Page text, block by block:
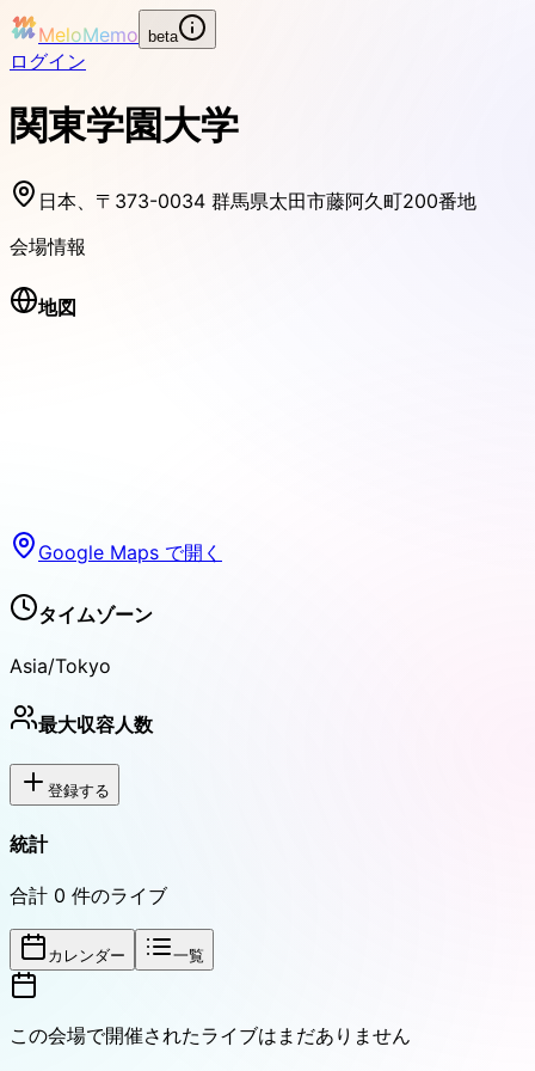
MeloMemo beta
ログイン
関東学園大学
日本、〒373-0034 群馬県太田市藤阿久町200番地
会場情報
地図
Google Maps で開く
タイムゾーン
Asia/Tokyo
最大収容人数
登録する
統計
合計 0 件のライブ
カレンダー 一覧
この会場で開催されたライブはまだありません